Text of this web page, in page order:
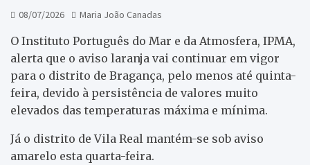
08/07/2026 Maria João Canadas
O Instituto Português do Mar e da Atmosfera, IPMA,
alerta que o aviso laranja vai continuar em vigor
para o distrito de Bragança, pelo menos até quinta-
feira, devido à persistência de valores muito
elevados das temperaturas máxima e mínima.
Já o distrito de Vila Real mantém-se sob aviso
amarelo esta quarta-feira.